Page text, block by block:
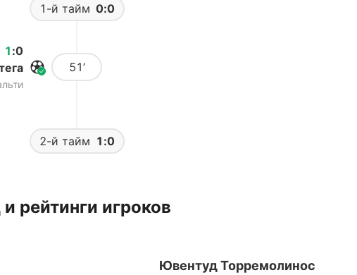
1-й тайм 0:0
1 :0
51’
2-й тайм 1:0
рейтинги игроков
Ювентуд Торремолинос